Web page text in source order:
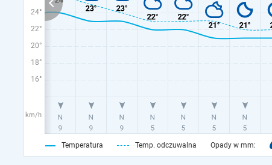
24°
22°
20°
18°
16°
km/h
Temperatura Temp. odczuwalna Opady w mm: